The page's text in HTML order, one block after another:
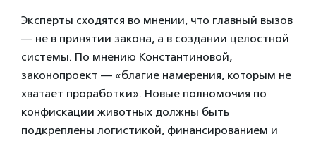
Эксперты сходятся во мнении, что главный вызов
— не в принятии закона, а в создании целостной
системы. По мнению Константиновой,
законопроект — «благие намерения, которым не
хватает проработки». Новые полномочия по
конфискации животных должны быть
подкреплены логистикой, финансированием и